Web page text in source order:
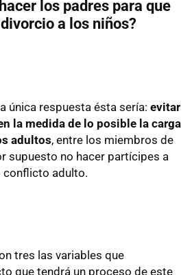
los padres para que
a los niños?
única respuesta ésta sería: evitar
la medida de lo posible la carga
adultos, entre los miembros de
supuesto no hacer partícipes a
conflicto adulto.
tres las variables que
que tendrá un proceso de este